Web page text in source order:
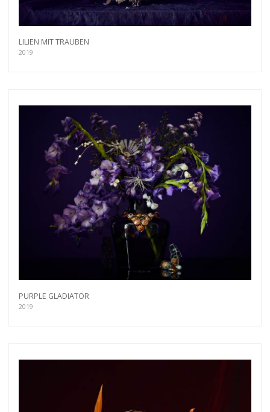
LILIEN MIT TRAUBEN
2019
PURPLE GLADIATOR
2019